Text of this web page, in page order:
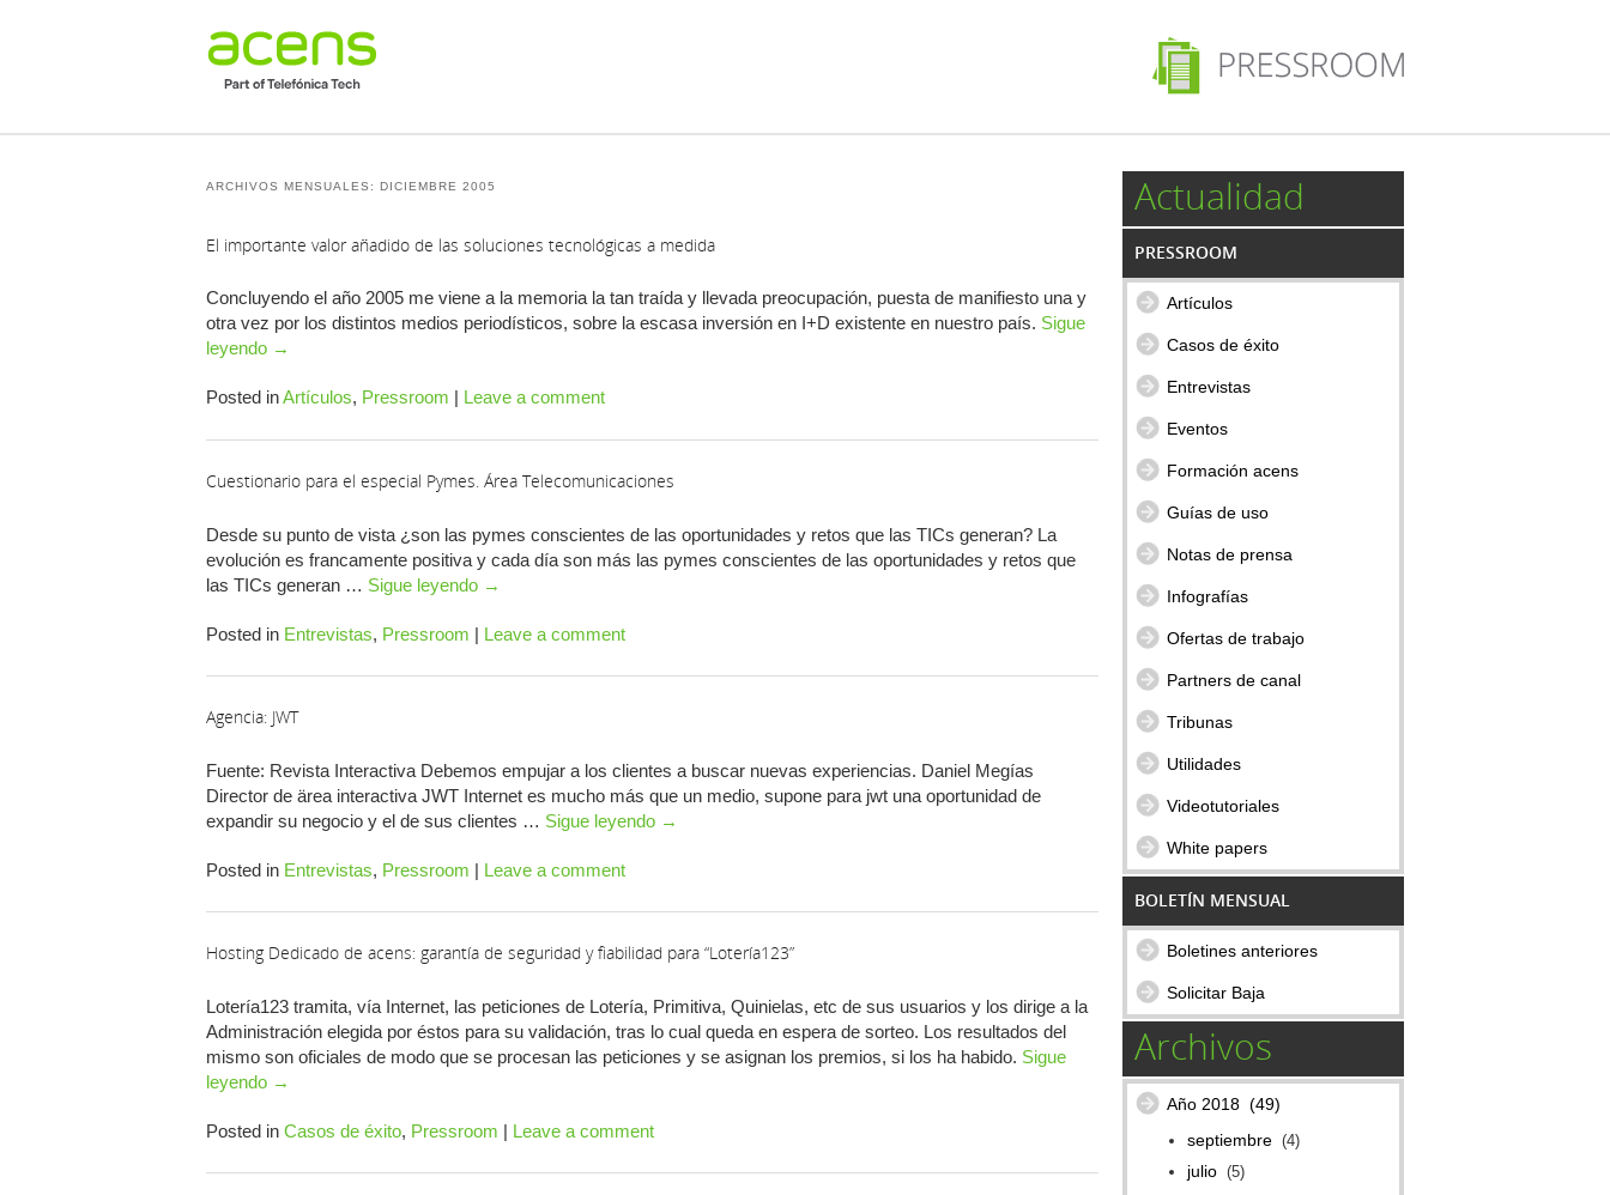
ARCHIVOS MENSUALES: DICIEMBRE 2005
El importante valor añadido de las soluciones tecnológicas a medida
Concluyendo el año 2005 me viene a la memoria la tan traída y llevada preocupación, puesta de manifiesto una y
otra vez por los distintos medios periodísticos, sobre la escasa inversión en I+D existente en nuestro país. Sigue
leyendo →
Posted inArtículos, Pressroom | Leave a comment
Cuestionario para el especial Pymes. Área Telecomunicaciones
Desde su punto de vista ¿son las pymes conscientes de las oportunidades y retos que las TICs generan? La
evolución es francamente positiva y cada día son más las pymes conscientes de las oportunidades y retos que
las TICs generan … Sigue leyendo →
Posted in Entrevistas, Pressroom | Leave a comment
Agencia: JWT
Fuente: Revista Interactiva Debemos empujar a los clientes a buscar nuevas experiencias. Daniel Megías
Director de ärea interactiva JWT Internet es mucho más que un medio, supone para jwt una oportunidad de
expandir su negocio y el de sus clientes … Sigue leyendo →
Posted in Entrevistas, Pressroom | Leave a comment
Hosting Dedicado de acens: garantía de seguridad y fiabilidad para “Lotería123”
Lotería123 tramita, vía Internet, las peticiones de Lotería, Primitiva, Quinielas, etc de sus usuarios y los dirige a la
Administración elegida por éstos para su validación, tras lo cual queda en espera de sorteo. Los resultados del
mismo son oficiales de modo que se procesan las peticiones y se asignan los premios, si los ha habido. Sigue
leyendo →
Posted in Casos de éxito, Pressroom | Leave a comment
Actualidad
PRESSROOM
Artículos
Casos de éxito
Entrevistas
Eventos
Formación acens
Guías de uso
Notas de prensa
Infografías
Ofertas de trabajo
Partners de canal
Tribunas
Utilidades
Videotutoriales
White papers
BOLETÍN MENSUAL
Boletines anteriores
Solicitar Baja
Archivos
Año 2018 (49)
septiembre (4)
julio (5)